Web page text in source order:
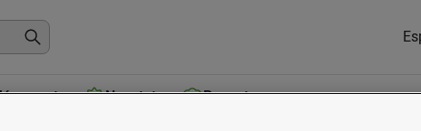
venuts Novetats Receptes